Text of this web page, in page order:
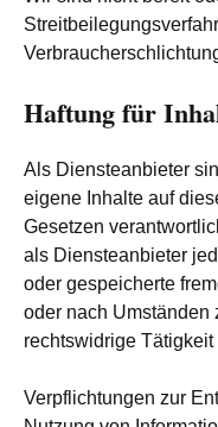
Haftung für
Als Diensteanbieter
eigene Inhalte auf
Gesetzen
als Diensteanbieter
oder gespeicherte
oder nach Umständen
rechtswidrige
Verpflichtungen zur